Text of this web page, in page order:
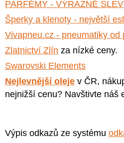
PARFÉMY - VÝRAZNÉ
Šperky a klenoty - největší
Vivapneu.cz - pneumatiky od
Zlatnictví Zlín za nízké ceny.
Swarovski Elements
Nejlevnější oleje v ČR,
nejnižší cenu? Navštivte náš
Výpis odkazů ze systému